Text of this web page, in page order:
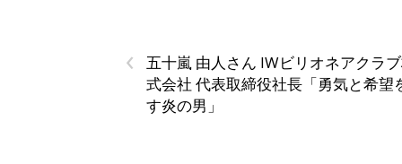
‹
五十嵐 由人さん IWビリオネアクラ
式会社 代表取締役社長「勇気と希望
す炎の男」